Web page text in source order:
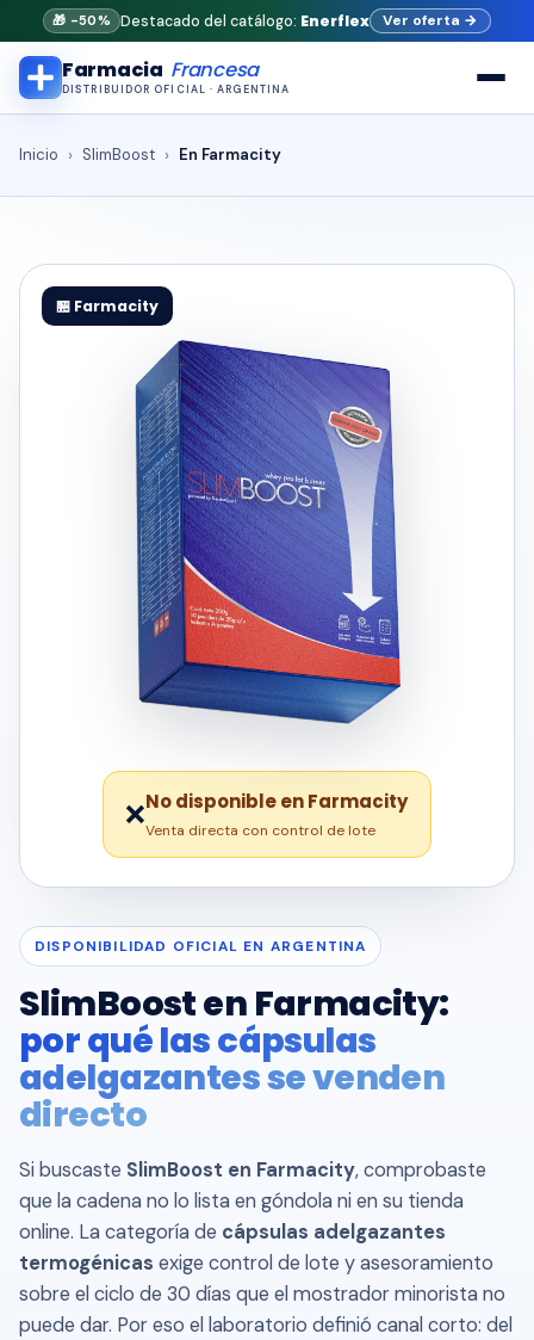
🎁 -50% Destacado del catálogo: Enerflex Ver oferta →
Farmacia Francesa
DISTRIBUIDOR OFICIAL · ARGENTINA
Inicio SlimBoost En Farmacity
🏪 Farmacity
❌No disponible en Farmacity
Venta directa con control de lote
DISPONIBILIDAD OFICIAL EN ARGENTINA
SlimBoost en Farmacity:
por qué las cápsulas
adelgazantes se venden
directo
Si buscaste SlimBoost en Farmacity, comprobaste
que la cadena no lo lista en góndola ni en su tienda
online. La categoría de cápsulas adelgazantes
termogénicas exige control de lote y asesoramiento
sobre el ciclo de 30 días que el mostrador minorista no
puede dar. Por eso el laboratorio definió canal corto: del